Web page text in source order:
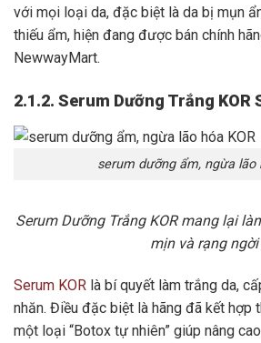
với mọi loại da, đặc biệt là da bị mụn
thiếu ẩm, hiện đang được bán chính
NewwayMart.
2.1.2. Serum Dưỡng Trắng KOR
serum dưỡng ẩm, ngừa lão
Serum Dưỡng Trắng KOR mang lại
mịn và rạng ngời
Serum KOR là bí quyết làm trắng da,
nhăn. Điều đặc biệt là hãng đã kết hợp
một loại “Botox tự nhiên” giúp nâng